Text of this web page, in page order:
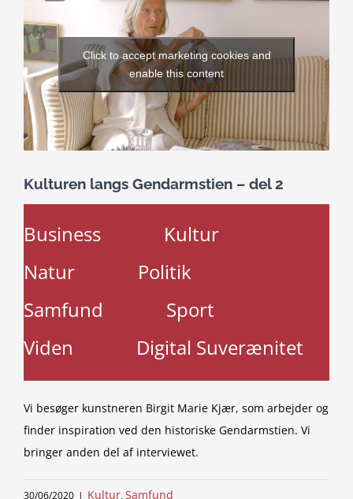
Image
Click to accept marketing cookies and
enable this content
Kulturen langs Gendarmstien – del 2
Business
Kultur
Natur
Politik
Samfund
Sport
Viden
Digital Suverænitet
Vi besøger kunstneren Birgit Marie Kjær, som arbejder og
finder inspiration ved den historiske Gendarmstien. Vi
bringer anden del af interviewet.
30/06/2020 | Kultur,Samfund